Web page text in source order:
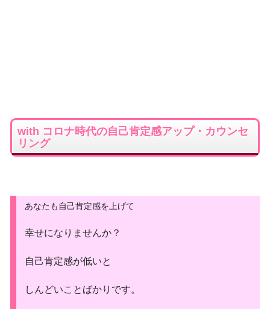
with コロナ時代の自己肯定感アップ・カウンセ
リング
あなたも自己肯定感を上げて
幸せになりませんか？
自己肯定感が低いと
しんどいことばかりです。